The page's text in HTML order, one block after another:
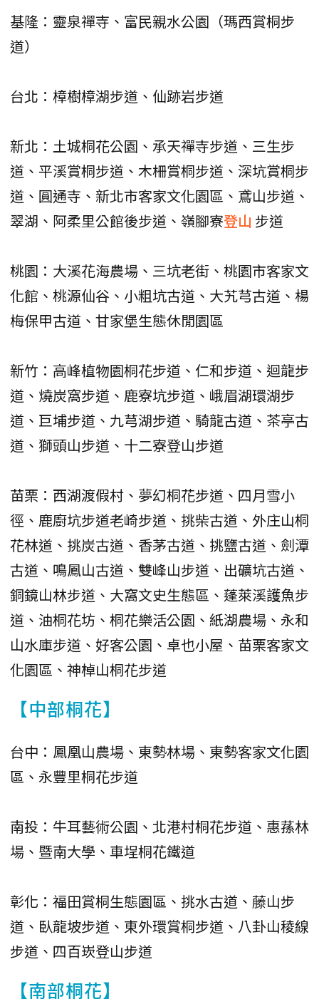
基隆：靈泉禪寺、富民親水公園（瑪西賞桐步
道）
台北：樟樹樟湖步道、仙跡岩步道
新北：土城桐花公園、承天禪寺步道、三生步
道、平溪賞桐步道、木柵賞桐步道、深坑賞桐步
道、圓通寺、新北市客家文化園區、鳶山步道、
翠湖、阿柔里公館後步道、嶺腳寮登山 步道
桃園：大溪花海農場、三坑老街、桃園市客家文
化館、桃源仙谷、小粗坑古道、大艽芎古道、楊
梅保甲古道、甘家堡生態休閒園區
新竹：高峰植物園桐花步道、仁和步道、迴龍步
道、燒炭窩步道、鹿寮坑步道、峨眉湖環湖步
道、巨埔步道、九芎湖步道、騎龍古道、茶亭古
道、獅頭山步道、十二寮登山步道
苗栗：西湖渡假村、夢幻桐花步道、四月雪小
徑、鹿廚坑步道老崎步道、挑柴古道、外庄山桐
花林道、挑炭古道、香茅古道、挑鹽古道、劍潭
古道、鳴鳳山古道、雙峰山步道、出礦坑古道、
銅鏡山林步道、大窩文史生態區、蓬萊溪護魚步
道、油桐花坊、桐花樂活公園、紙湖農場、永和
山水庫步道、好客公園、卓也小屋、苗栗客家文
化園區、神棹山桐花步道
【中部桐花】
台中：鳳凰山農場、東勢林場、東勢客家文化園
區、永豐里桐花步道
南投：牛耳藝術公園、北港村桐花步道、惠蓀林
場、暨南大學、車埕桐花鐵道
彰化：福田賞桐生態園區、挑水古道、藤山步
道、臥龍坡步道、東外環賞桐步道、八卦山稜線
步道、四百崁登山步道
【南部桐花】